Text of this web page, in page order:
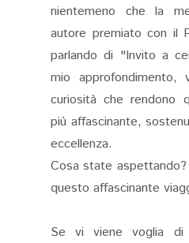
nientemeno che la
autore premiato con il
parlando di "Invito a
mio
curiosità che rendono
più affascinante,
eccellenza.
Cosa state
questo affascinante
Se vi viene voglia di